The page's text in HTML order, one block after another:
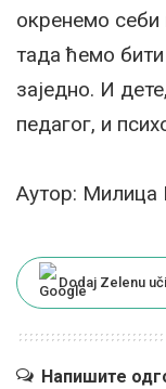
окренемо себи
тада ћемо
заједно. И
педагог, и
Аутор: Милица
Dodaj Zelenu
Напишите